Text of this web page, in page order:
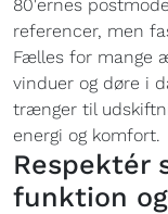
80'ernes
referencer, men
Fælles for mange
vinduer og døre i
trænger til
energi og komfort.
Respektér
funktion